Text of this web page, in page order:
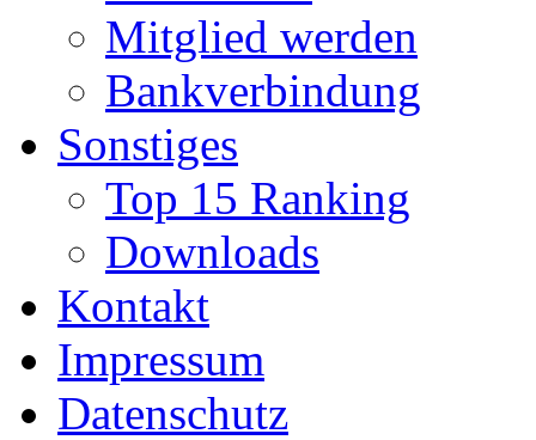
Mitglied werden
Bankverbindung
Sonstiges
Top 15 Ranking
Downloads
Kontakt
Impressum
Datenschutz